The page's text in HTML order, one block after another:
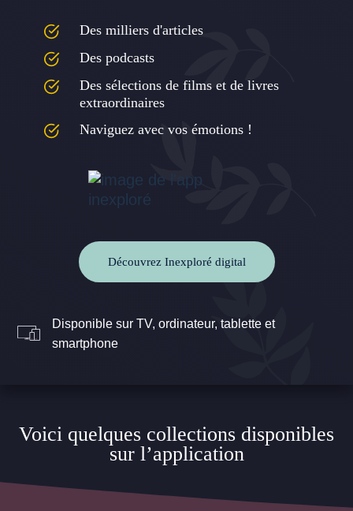
Des milliers d'articles
Des podcasts
Des sélections de films et de livres
extraordinaires
Naviguez avec vos émotions !
Découvrez Inexploré digital
Disponible sur TV, ordinateur, tablette et
smartphone
Voici quelques collections disponibles
sur l’application